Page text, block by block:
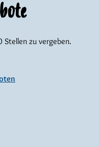
Stellen zu vergeben.